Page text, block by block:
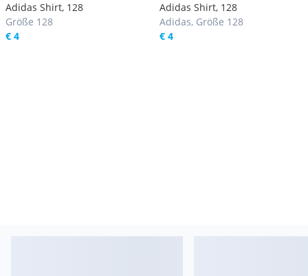
Adidas Shirt, 128
Größe 128
€ 4
Adidas Shirt, 128
Adidas, Größe 128
€ 4